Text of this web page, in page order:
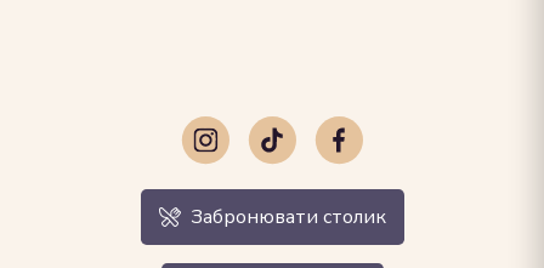
Забронювати столик